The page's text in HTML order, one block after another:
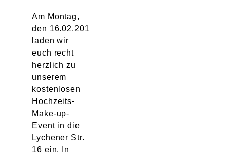
Am Montag,
den 16.02.201
laden wir
euch recht
herzlich zu
unserem
kostenlosen
Hochzeits-
Make-up-
Event in die
Lychener Str.
16 ein. In